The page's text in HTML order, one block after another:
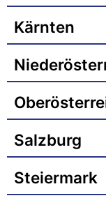
Kärnten
Salzburg
Steiermark